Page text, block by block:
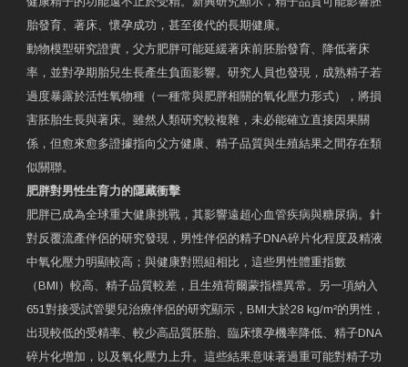
胎發育、著床、懷孕成功，甚至後代的長期健康。
動物模型研究證實，父方肥胖可能延緩著床前胚胎發育、降低著床
率，並對孕期胎兒生長產生負面影響。研究人員也發現，成熟精子若
過度暴露於活性氧物種（一種常與肥胖相關的氧化壓力形式），將損
害胚胎生長與著床。雖然人類研究較複雜，未必能確立直接因果關
係，但愈來愈多證據指向父方健康、精子品質與生殖結果之間存在類
似關聯。
肥胖對男性生育力的隱藏衝擊
肥胖已成為全球重大健康挑戰，其影響遠超心血管疾病與糖尿病。針
對反覆流產伴侶的研究發現，男性伴侶的精子DNA碎片化程度及精液
中氧化壓力明顯較高；與健康對照組相比，這些男性體重指數
（BMI）較高、精子品質較差，且生殖荷爾蒙指標異常。另一項納入
651對接受試管嬰兒治療伴侶的研究顯示，BMI大於28 kg/m²的男性，
出現較低的受精率、較少高品質胚胎、臨床懷孕機率降低、精子DNA
碎片化增加，以及氧化壓力上升。這些結果意味著過重可能對精子功